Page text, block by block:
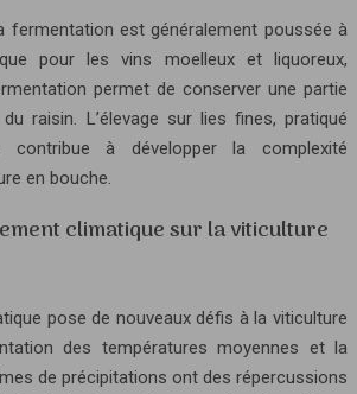
fermentation est généralement poussée à
pour les vins moelleux et liquoreux,
permet de conserver une partie
raisin. L’élevage sur lies fines, pratiqué
contribue à développer la complexité
en bouche.
climatique sur la viticulture
pose de nouveaux défis à la viticulture
des températures moyennes et la
de précipitations ont des répercussions